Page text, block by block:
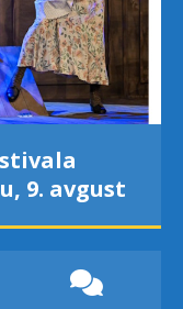
9. avgust